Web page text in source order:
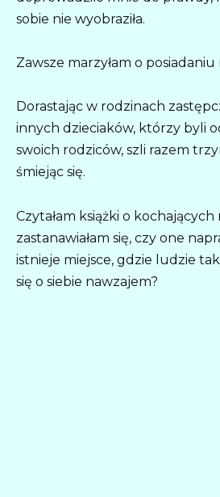
sobie nie wyobraziła.
Zawsze marzyłam o posiadaniu
Dorastając w rodzinach
innych dzieciaków, którzy byli
swoich rodziców, szli razem
śmiejąc się.
Czytałam książki o kochających
zastanawiałam się, czy one
istnieje miejsce, gdzie ludzie
się o siebie nawzajem?